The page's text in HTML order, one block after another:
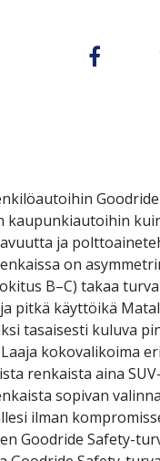
ja
on
B–C) takaa
pitkä käyttöikä
tasaisesti kuluva
kokovalikoima
renkaista aina
sopivan
ilman
Goodride Safety-